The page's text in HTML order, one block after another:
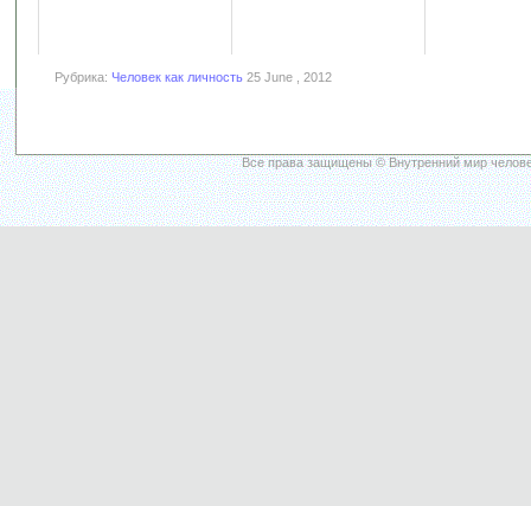
Рубрика: Человек как личность 25 June , 2012
Все права защищены © Внутренний мир